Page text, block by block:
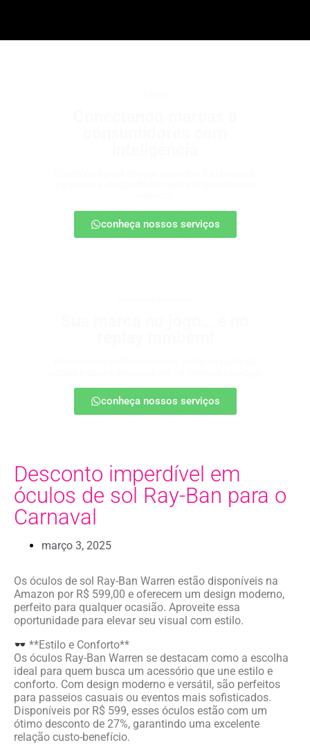
conheça nossos serviços
conheça nossos serviços
Desconto imperdível em
óculos de sol Ray-Ban para o
Carnaval
março 3, 2025
Os óculos de sol Ray-Ban Warren estão disponíveis na
Amazon por R$ 599,00 e oferecem um design moderno,
perfeito para qualquer ocasião. Aproveite essa
oportunidade para elevar seu visual com estilo.
**Estilo e Conforto**
Os óculos Ray-Ban Warren se destacam como a escolha
ideal para quem busca um acessório que une estilo e
conforto. Com design moderno e versátil, são perfeitos
para passeios casuais ou eventos mais sofisticados.
Disponíveis por R$ 599, esses óculos estão com um
ótimo desconto de 27%, garantindo uma excelente
relação custo-benefício.